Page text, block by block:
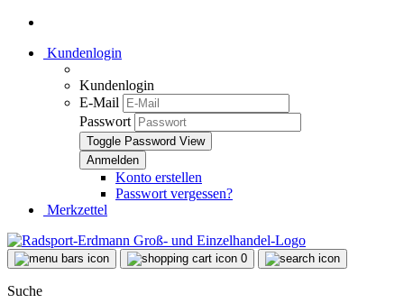
Kundenlogin
Kundenlogin
E-Mail
Passwort
Toggle Password View
Konto erstellen
Passwort vergessen?
Merkzettel
0
Suche